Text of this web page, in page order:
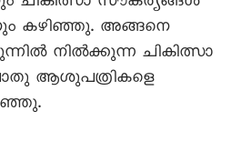
കഴിഞ്ഞു. അങ്ങനെ
നിൽക്കുന്ന ചികിത്സാ
ആശുപത്രികളെ